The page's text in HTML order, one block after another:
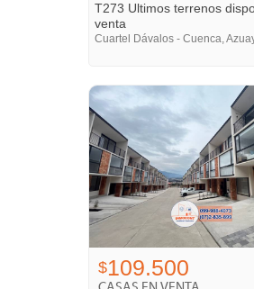
T273 Ultimos terrenos
venta
Cuartel Dávalos - Cuenca,
$109.500